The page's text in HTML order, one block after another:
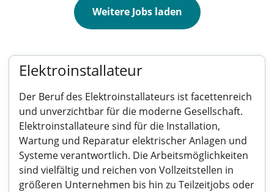
Weitere Jobs laden
Elektroinstallateur
Der Beruf des Elektroinstallateurs ist facettenreich
und unverzichtbar für die moderne Gesellschaft.
Elektroinstallateure sind für die Installation,
Wartung und Reparatur elektrischer Anlagen und
Systeme verantwortlich. Die Arbeitsmöglichkeiten
sind vielfältig und reichen von Vollzeitstellen in
größeren Unternehmen bis hin zu Teilzeitjobs oder